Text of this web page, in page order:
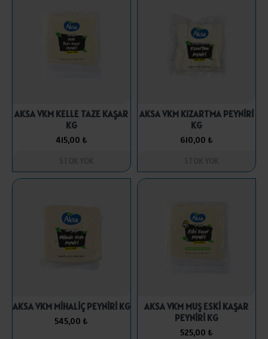
AKSA VKM KELLE TAZE KAŞAR
KG
415,00 ₺
AKSA VKM KIZARTMA PEYNİRİ
KG
610,00 ₺
AKSA VKM MİHALİÇ PEYNİRİ KG
545,00 ₺
AKSA VKM MUŞ ESKİ KAŞAR
PEYNİRİ KG
525,00 ₺